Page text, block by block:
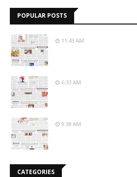
POPULAR POSTS
11:43 AM
6:33 AM
9:38 AM
CATEGORIES